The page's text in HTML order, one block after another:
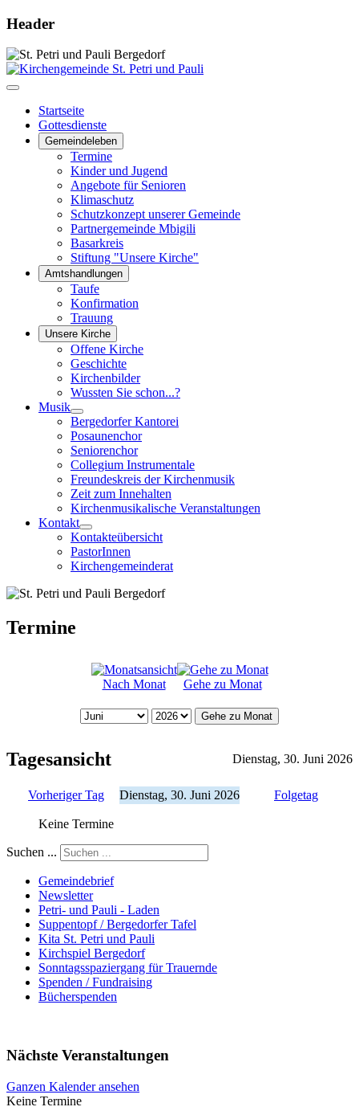
Header
Startseite
Gottesdienste
Gemeindeleben
Termine
Kinder und Jugend
Angebote für Senioren
Klimaschutz
Schutzkonzept unserer Gemeinde
Partnergemeinde Mbigili
Basarkreis
Stiftung "Unsere Kirche"
Amtshandlungen
Taufe
Konfirmation
Trauung
Unsere Kirche
Offene Kirche
Geschichte
Kirchenbilder
Wussten Sie schon...?
Musik
Bergedorfer Kantorei
Posaunenchor
Seniorenchor
Collegium Instrumentale
Freundeskreis der Kirchenmusik
Zeit zum Innehalten
Kirchenmusikalische Veranstaltungen
Kontakt
Kontakteübersicht
PastorInnen
Kirchengemeinderat
Termine
Nach Monat Gehe zu Monat
Gehe zu Monat
Tagesansicht Dienstag, 30. Juni 2026
Vorheriger Tag Dienstag, 30. Juni 2026 Folgetag
Keine Termine
Suchen ...
Gemeindebrief
Newsletter
Petri- und Pauli - Laden
Suppentopf / Bergedorfer Tafel
Kita St. Petri und Pauli
Kirchspiel Bergedorf
Sonntagsspaziergang für Trauernde
Spenden / Fundraising
Bücherspenden
Nächste Veranstaltungen
Ganzen Kalender ansehen
Keine Termine